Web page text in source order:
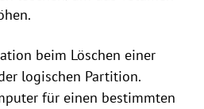
beim Löschen einer
logischen Partition.
für einen bestimmten